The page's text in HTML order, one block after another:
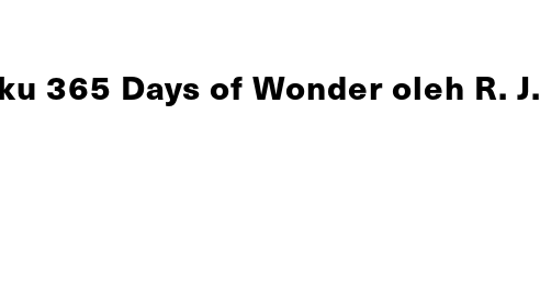
365 Days of Wonder oleh R. J.